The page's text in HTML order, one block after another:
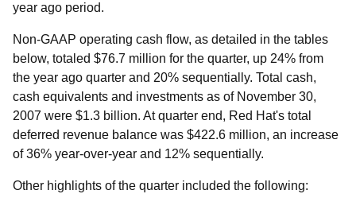
year ago period.
Non-GAAP operating cash flow, as detailed in the tables
below, totaled $76.7 million for the quarter, up 24% from
the year ago quarter and 20% sequentially. Total cash,
cash equivalents and investments as of November 30,
2007 were $1.3 billion. At quarter end, Red Hat's total
deferred revenue balance was $422.6 million, an increase
of 36% year-over-year and 12% sequentially.
Other highlights of the quarter included the following: